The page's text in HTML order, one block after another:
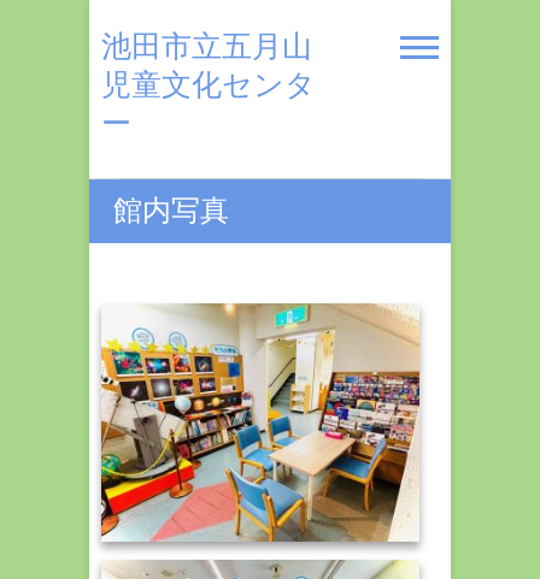
to
content
池田市立五月山
児童文化センタ
ー
館内写真